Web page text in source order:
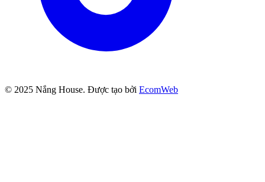
© 2025 Nắng House. Được tạo bởi EcomWeb